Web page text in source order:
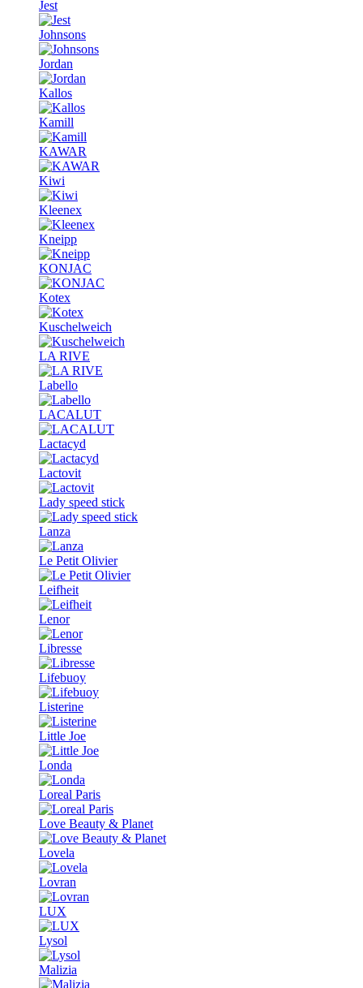
Jest
Johnsons
Jordan
Kallos
Kamill
KAWAR
Kiwi
Kleenex
Kneipp
KONJAC
Kotex
Kuschelweich
LA RIVE
Labello
LACALUT
Lactacyd
Lactovit
Lady speed stick
Lanza
Le Petit Olivier
Leifheit
Lenor
Libresse
Lifebuoy
Listerine
Little Joe
Londa
Loreal Paris
Love Beauty & Planet
Lovela
Lovran
LUX
Lysol
Malizia